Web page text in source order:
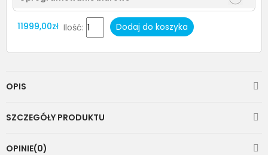
11999,00zł Ilość: Dodaj do koszyka
OPIS
SZCZEGÓŁY PRODUKTU
OPINIE(0)